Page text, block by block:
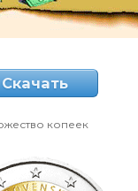
Скачать
копеек